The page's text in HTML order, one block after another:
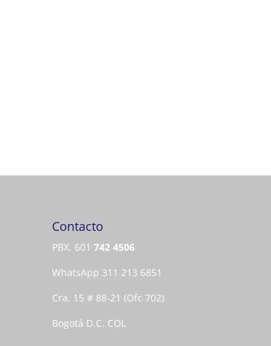
Contacto
PBX. 601 742 4506
WhatsApp 311 213 6851
Cra. 15 # 88-21 (Ofc 702)
Bogotá D.C. COL